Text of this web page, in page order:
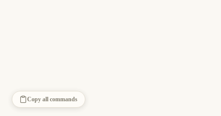
Copy all commands